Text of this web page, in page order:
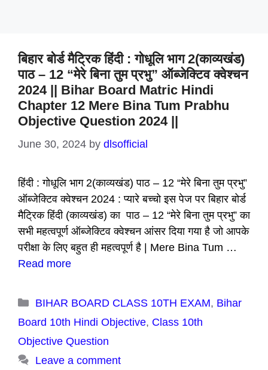
बिहार बोर्ड मैट्रिक हिंदी : गोधूलि भाग 2(काव्यखंड)
पाठ – 12 “मेरे बिना तुम प्रभु” ऑब्जेक्टिव क्वेश्चन
2024 || Bihar Board Matric Hindi
Chapter 12 Mere Bina Tum Prabhu
Objective Question 2024 ||
June 30, 2024 by dlsofficial
हिंदी : गोधूलि भाग 2(काव्यखंड) पाठ – 12 “मेरे बिना तुम प्रभु”
ऑब्जेक्टिव क्वेश्चन 2024 : प्यारे बच्चो इस पेज पर बिहार बोर्ड
मैट्रिक हिंदी (काव्यखंड) का पाठ – 12 “मेरे बिना तुम प्रभु” का
सभी महत्वपूर्ण ऑब्जेक्टिव क्वेश्चन आंसर दिया गया है जो आपके
परीक्षा के लिए बहुत ही महत्वपूर्ण है | Mere Bina Tum …
Read more
Categories
BIHAR BOARD CLASS 10TH EXAM, Bihar
Board 10th Hindi Objective, Class 10th
Objective Question
Leave a comment